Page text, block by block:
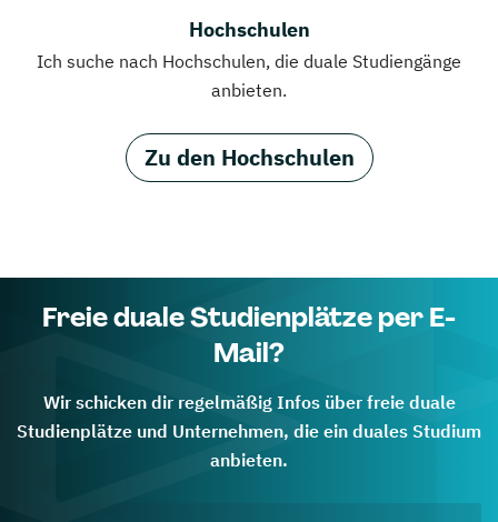
Hochschulen
Ich suche nach Hochschulen, die duale Studiengänge
anbieten.
Zu den Hochschulen
Freie duale Studienplätze per E-
Mail?
Wir schicken dir regelmäßig Infos über freie duale
Studienplätze und Unternehmen, die ein duales Studium
anbieten.